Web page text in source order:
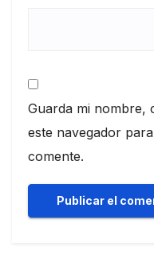
Guarda mi nombre,
este navegador
comente.